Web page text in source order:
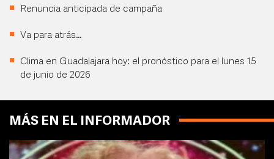
Renuncia anticipada de campaña
Va para atrás…
Clima en Guadalajara hoy: el pronóstico para el lunes 15
de junio de 2026
MÁS EN EL INFORMADOR